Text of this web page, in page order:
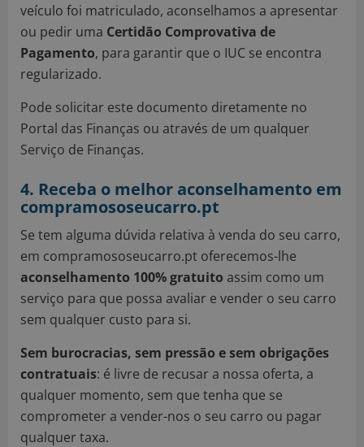
veículo foi matriculado, aconselhamos a apresentar
ou pedir uma Certidão Comprovativa de
Pagamento, para garantir que o IUC se encontra
regularizado.
Pode solicitar este documento diretamente no
Portal das Finanças ou através de um qualquer
Serviço de Finanças.
4. Receba o melhor aconselhamento em
compramososeucarro.pt
Se tem alguma dúvida relativa à venda do seu carro,
em compramososeucarro.pt oferecemos-lhe
aconselhamento 100% gratuito assim como um
serviço para que possa avaliar e vender o seu carro
sem qualquer custo para si.
Sem burocracias, sem pressão e sem obrigações
contratuais: é livre de recusar a nossa oferta, a
qualquer momento, sem que tenha que se
comprometer a vender-nos o seu carro ou pagar
qualquer taxa.